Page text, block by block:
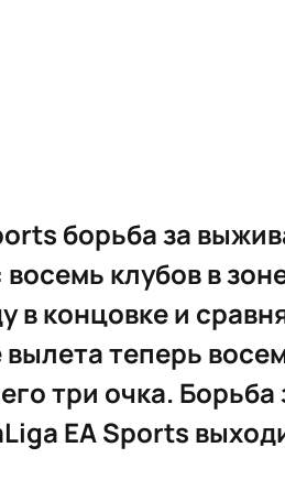
борьба за
клубов в
в концовке и
вылета теперь
три очка.
EA Sports